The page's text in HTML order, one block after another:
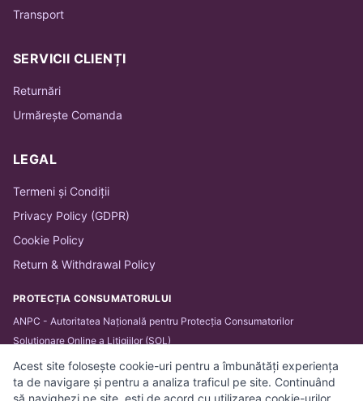
Transport
SERVICII CLIENȚI
Returnări
Urmărește Comanda
LEGAL
Termeni și Condiții
Privacy Policy (GDPR)
Cookie Policy
Return & Withdrawal Policy
PROTECȚIA CONSUMATORULUI
ANPC - Autoritatea Națională pentru Protecția Consumatorilor
Soluționare Online a Litigiilor (SOL)
Acest site folosește cookie-uri pentru a îmbunătăți experiența
ta de navigare și pentru a analiza traficul pe site. Continuând
să navighezi pe site, ești de acord cu utilizarea cookie-urilor.